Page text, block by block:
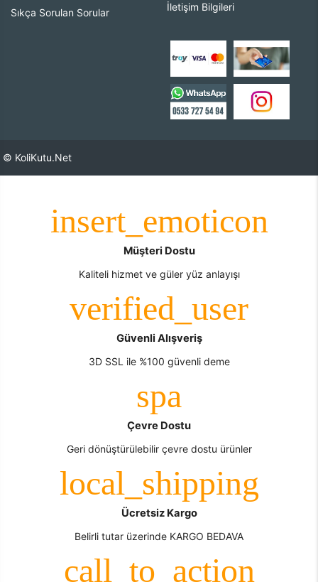
Sıkça Sorulan Sorular
İletişim Bilgileri
© KoliKutu.Net
Müşteri Dostu
Kaliteli hizmet ve güler yüz anlayışı
Güvenli Alışveriş
3D SSL ile %100 güvenli deme
Çevre Dostu
Geri dönüştürülebilir çevre dostu ürünler
Ücretsiz Kargo
Belirli tutar üzerinde KARGO BEDAVA